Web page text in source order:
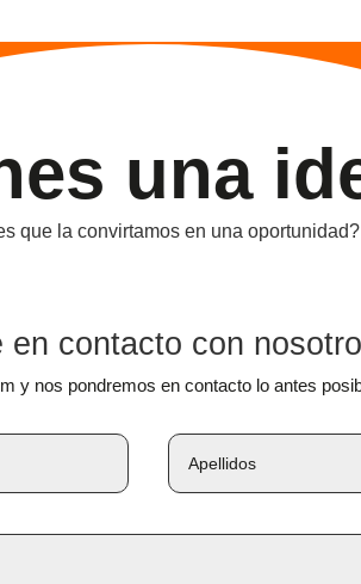
una
que la convirtamos en una oportunidad?
en contacto con
y nos pondremos en contacto lo antes